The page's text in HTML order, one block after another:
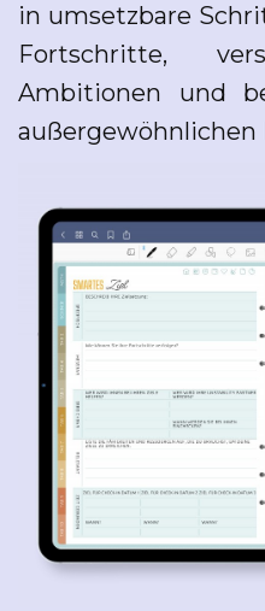
in umsetzbare
Fortschritte,
Ambitionen und
außergewöhnlichen